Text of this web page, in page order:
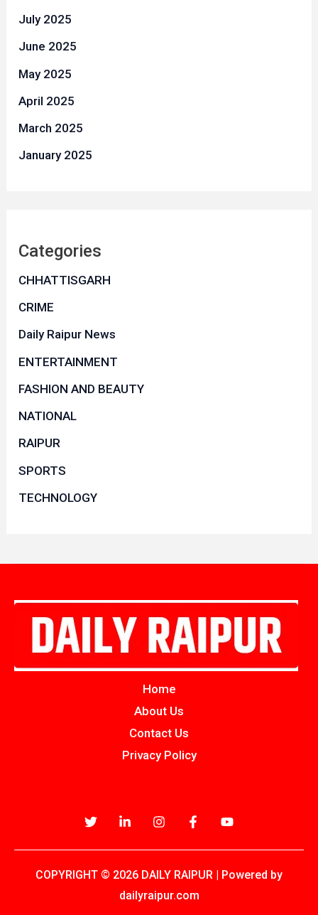
July 2025
June 2025
May 2025
April 2025
March 2025
January 2025
Categories
CHHATTISGARH
CRIME
Daily Raipur News
ENTERTAINMENT
FASHION AND BEAUTY
NATIONAL
RAIPUR
SPORTS
TECHNOLOGY
Home
About Us
Contact Us
Privacy Policy
COPYRIGHT © 2026 DAILY RAIPUR | Powered by
dailyraipur.com